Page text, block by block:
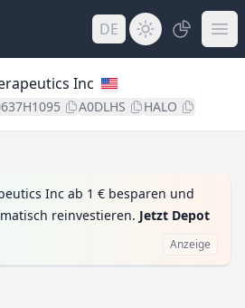
DE
Inc
A0DLHS HALO
Inc ab 1 € besparen und
reinvestieren. Jetzt Depot
Anzeige